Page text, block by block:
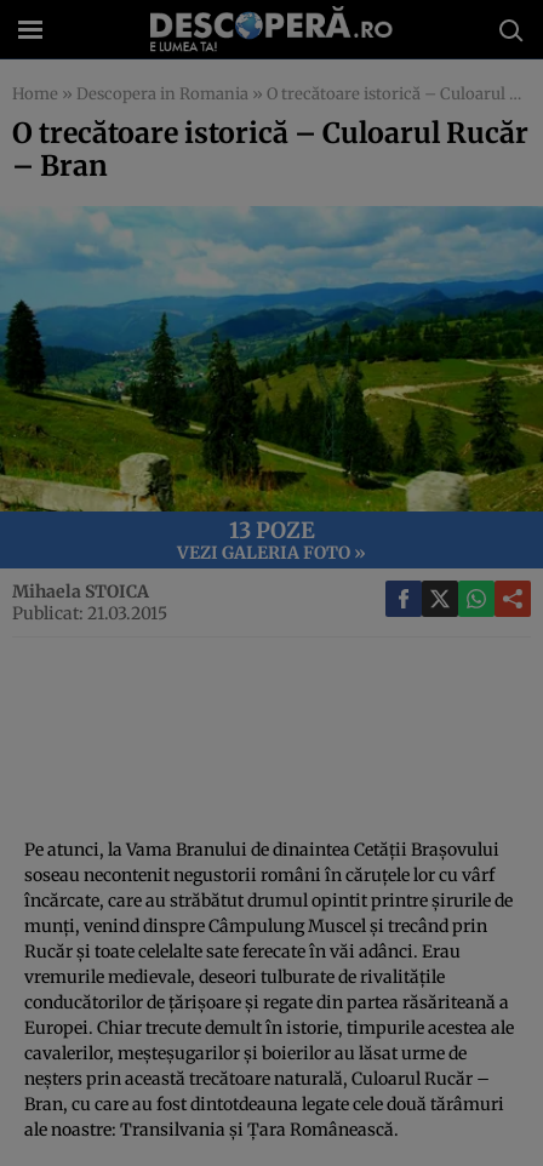
Home » Descopera in Romania » O trecătoare istorică – Culoarul Rucăr – Bran
O trecătoare istorică – Culoarul Rucăr
– Bran
13 POZE
VEZI GALERIA FOTO »
Mihaela STOICA
Publicat: 21.03.2015
Pe atunci, la Vama Branului de dinaintea Cetăţii Braşovului
soseau necontenit negustorii români în căruţele lor cu vârf
încărcate, care au străbătut drumul opintit printre şirurile de
munţi, venind dinspre Câmpulung Muscel şi trecând prin
Rucăr şi toate celelalte sate ferecate în văi adânci. Erau
vremurile medievale, deseori tulburate de rivalităţile
conducătorilor de ţărişoare şi regate din partea răsăriteană a
Europei. Chiar trecute demult în istorie, timpurile acestea ale
cavalerilor, meşteşugarilor şi boierilor au lăsat urme de
neşters prin această trecătoare naturală, Culoarul Rucăr –
Bran, cu care au fost dintotdeauna legate cele două tărâmuri
ale noastre: Transilvania şi Ţara Românească.